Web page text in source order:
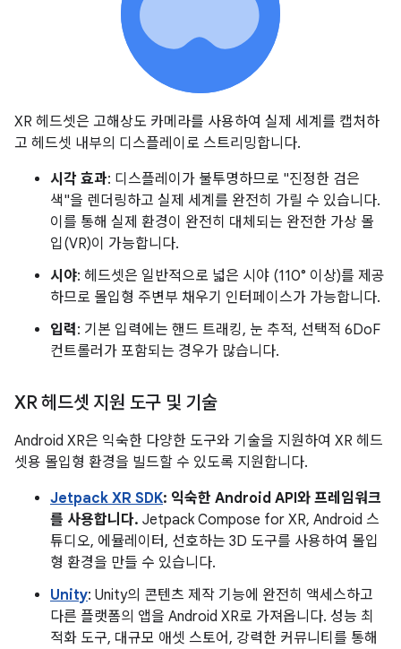
XR 헤드셋은 고해상도 카메라를 사용하여 실제 세계를 캡처하
고 헤드셋 내부의 디스플레이로 스트리밍합니다.
시각 효과: 디스플레이가 불투명하므로 "진정한 검은
색"을 렌더링하고 실제 세계를 완전히 가릴 수 있습니다.
이를 통해 실제 환경이 완전히 대체되는 완전한 가상 몰
입(VR)이 가능합니다.
시야: 헤드셋은 일반적으로 넓은 시야 (110° 이상)를 제공
하므로 몰입형 주변부 채우기 인터페이스가 가능합니다.
입력: 기본 입력에는 핸드 트래킹, 눈 추적, 선택적 6DoF
컨트롤러가 포함되는 경우가 많습니다.
XR 헤드셋 지원 도구 및 기술
Android XR은 익숙한 다양한 도구와 기술을 지원하여 XR 헤드
셋용 몰입형 환경을 빌드할 수 있도록 지원합니다.
Jetpack XR SDK: 익숙한 Android API와 프레임워크
를 사용합니다. Jetpack Compose for XR, Android 스
튜디오, 에뮬레이터, 선호하는 3D 도구를 사용하여 몰입
형 환경을 만들 수 있습니다.
Unity: Unity의 콘텐츠 제작 기능에 완전히 액세스하고
다른 플랫폼의 앱을 Android XR로 가져옵니다. 성능 최
적화 도구, 대규모 애셋 스토어, 강력한 커뮤니티를 통해